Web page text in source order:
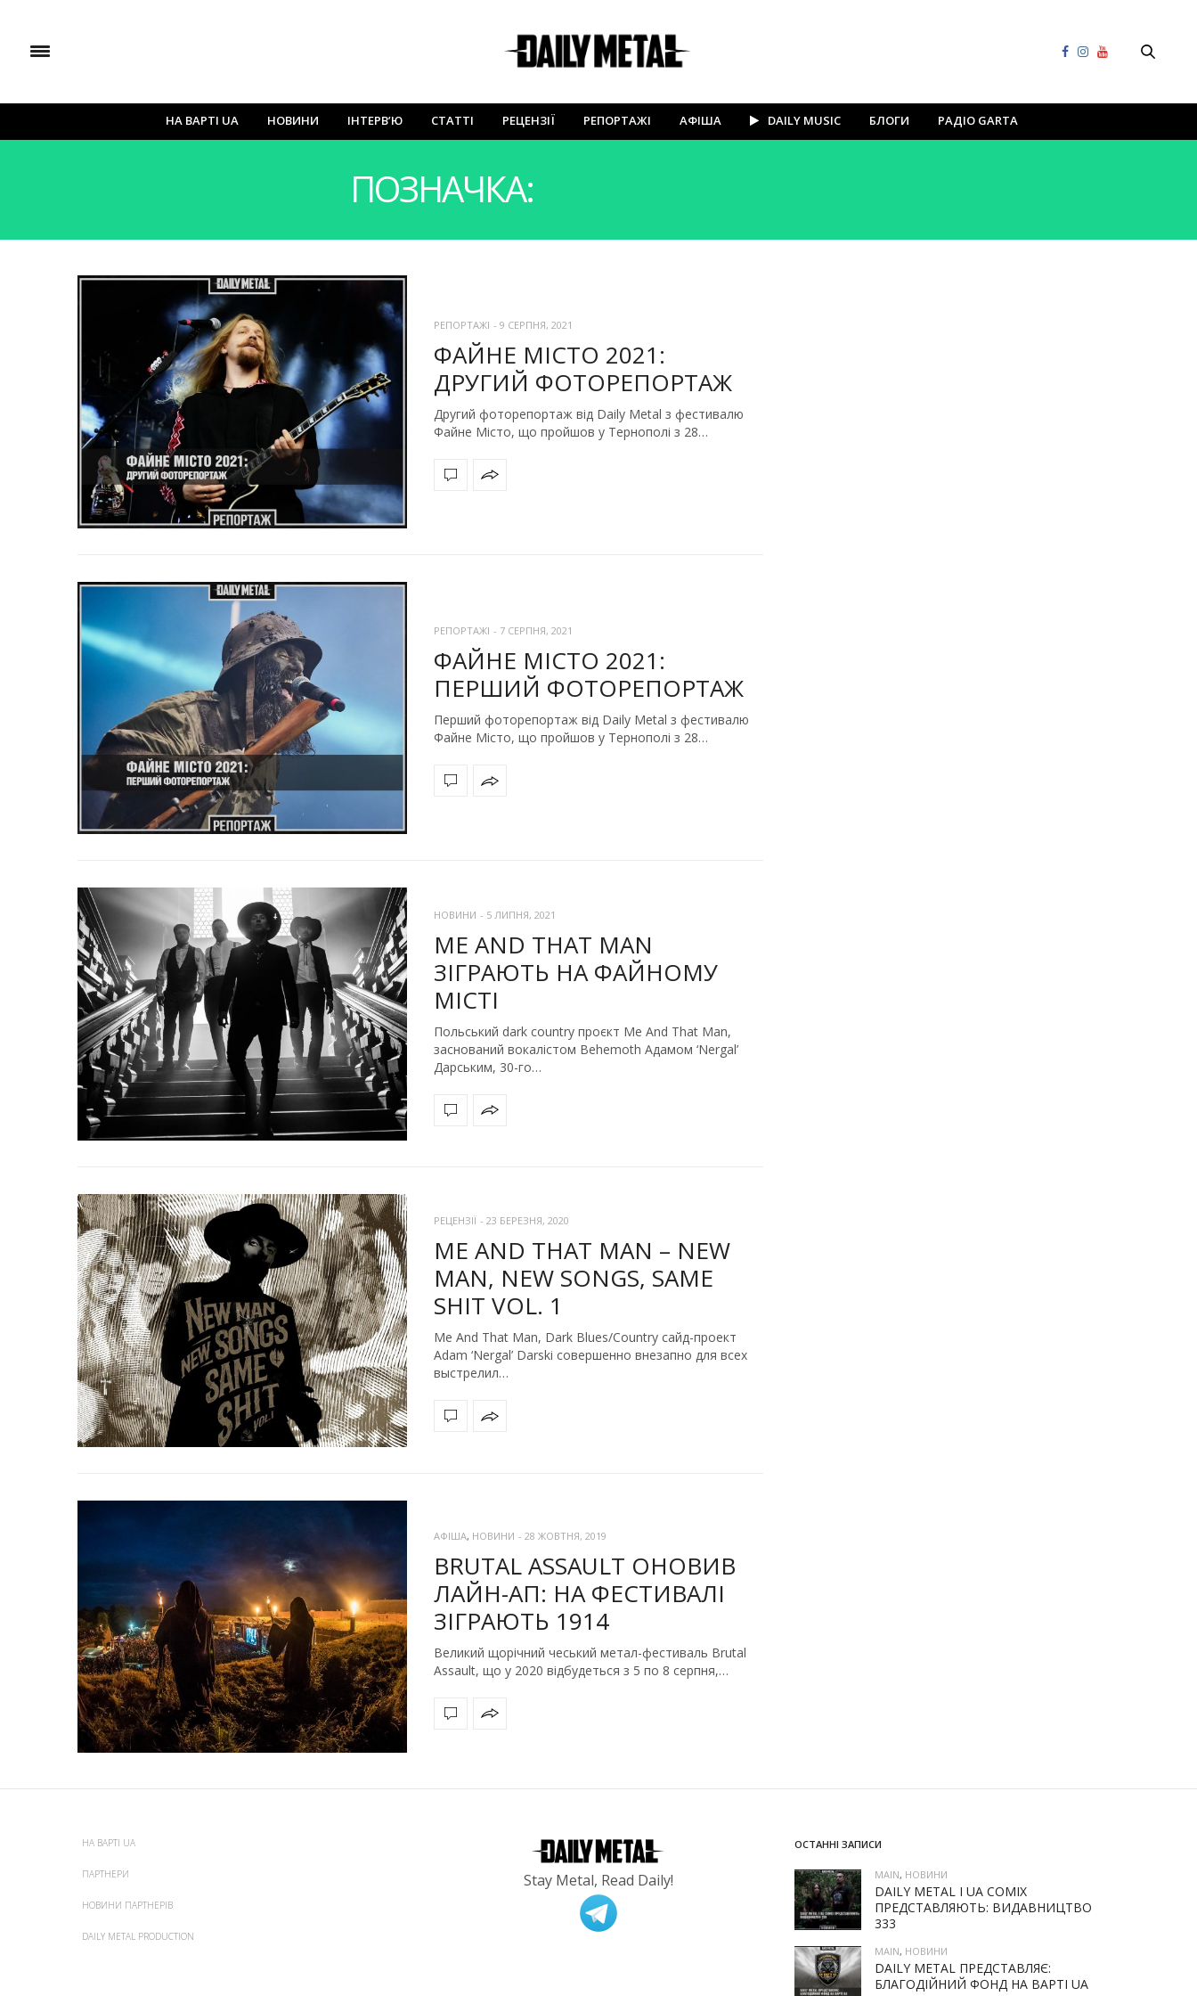
НА ВАРТІ UA НОВИНИ ІНТЕРВ’Ю СТАТТІ РЕЦЕНЗІЇ РЕПОРТАЖІ АФІША DAILY MUSIC БЛОГИ РАДІО GARTA
ПОЗНАЧКА:
РЕПОРТАЖІ - 9 СЕРПНЯ, 2021
ФАЙНЕ МІСТО 2021:
ДРУГИЙ ФОТОРЕПОРТАЖ
Другий фоторепортаж від Daily Metal з фестивалю
Файне Місто, що пройшов у Тернополі з 28…
РЕПОРТАЖІ - 7 СЕРПНЯ, 2021
ФАЙНЕ МІСТО 2021:
ПЕРШИЙ ФОТОРЕПОРТАЖ
Перший фоторепортаж від Daily Metal з фестивалю
Файне Місто, що пройшов у Тернополі з 28…
НОВИНИ - 5 ЛИПНЯ, 2021
ME AND THAT MAN
ЗІГРАЮТЬ НА ФАЙНОМУ
МІСТІ
Польський dark country проєкт Me And That Man,
заснований вокалістом Behemoth Адамом ‘Nergal’
Дарським, 30-го…
РЕЦЕНЗІЇ - 23 БЕРЕЗНЯ, 2020
ME AND THAT MAN – NEW
MAN, NEW SONGS, SAME
SHIT VOL. 1
Me And That Man, Dark Blues/Country сайд-проект
Adam ‘Nergal’ Darski совершенно внезапно для всех
выстрелил…
АФІША, НОВИНИ - 28 ЖОВТНЯ, 2019
BRUTAL ASSAULT ОНОВИВ
ЛАЙН-АП: НА ФЕСТИВАЛІ
ЗІГРАЮТЬ 1914
Великий щорічний чеський метал-фестиваль Brutal
Assault, що у 2020 відбудеться з 5 по 8 серпня,…
НА ВАРТІ UA
ПАРТНЕРИ
НОВИНИ ПАРТНЕРІВ
DAILY METAL PRODUCTION
Stay Metal, Read Daily!
ОСТАННІ ЗАПИСИ
MAIN, НОВИНИ
DAILY METAL І UA COMIX
ПРЕДСТАВЛЯЮТЬ: ВИДАВНИЦТВО
333
MAIN, НОВИНИ
DAILY METAL ПРЕДСТАВЛЯЄ:
БЛАГОДІЙНИЙ ФОНД НА ВАРТІ UA